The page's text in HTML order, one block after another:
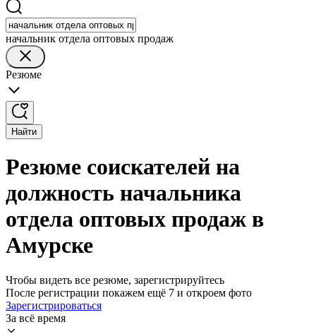
начальник отдела оптовых продаж
Резюме
Найти
Резюме соискателей на
должность начальника
отдела оптовых продаж в
Амурске
Чтобы видеть все резюме, зарегистрируйтесь
После регистрации покажем ещё 7 и откроем фото
Зарегистрироваться
За всё время